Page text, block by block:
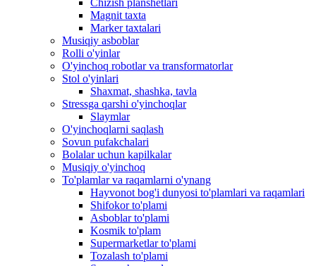
Chizish planshetlari
Magnit taxta
Marker taxtalari
Musiqiy asboblar
Rolli o'yinlar
O'yinchoq robotlar va transformatorlar
Stol o'yinlari
Shaxmat, shashka, tavla
Stressga qarshi o'yinchoqlar
Slaymlar
O'yinchoqlarni saqlash
Sovun pufakchalari
Bolalar uchun kapilkalar
Musiqiy o'yinchoq
To'plamlar va raqamlarni o'ynang
Hayvonot bog'i dunyosi to'plamlari va raqamlari
Shifokor to'plami
Asboblar to'plami
Kosmik to'plam
Supermarketlar to'plami
Tozalash to'plami